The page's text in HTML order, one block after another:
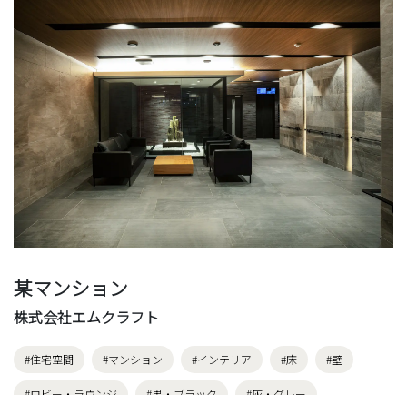
某マンション
株式会社エムクラフト
#住宅空間 #マンション #インテリア #床 #壁